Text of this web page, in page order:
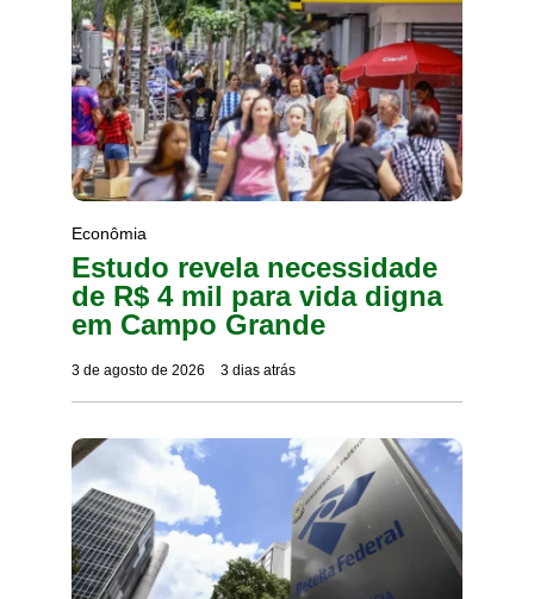
Econômia
Estudo revela necessidade
de R$ 4 mil para vida digna
em Campo Grande
3 de agosto de 2026 3 dias atrás